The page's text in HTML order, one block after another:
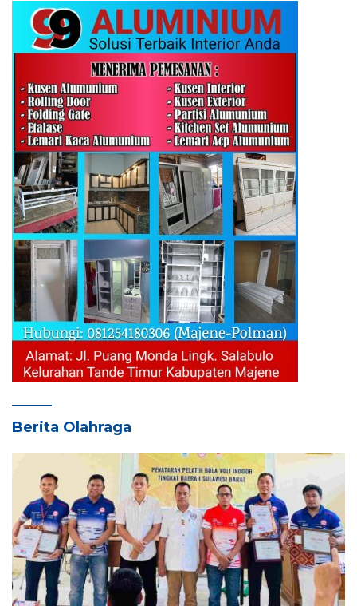
Berita Olahraga